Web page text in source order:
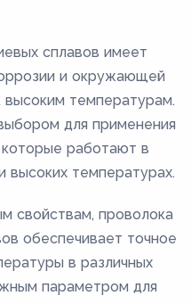
сплавов имеет
и окружающей
высоким температурам.
для применения
работают в
высоких температурах.
свойствам, проволока
обеспечивает точное
в различных
параметром для